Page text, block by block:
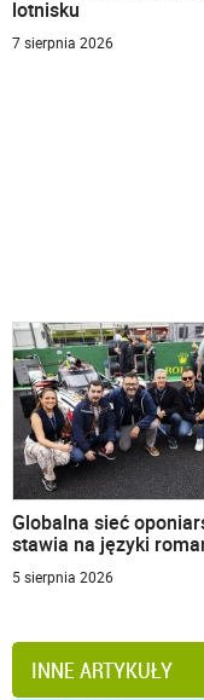
lotnisku
7 sierpnia 2026
Globalna sieć
stawia na języki
5 sierpnia 2026
INNE ARTYKUŁY